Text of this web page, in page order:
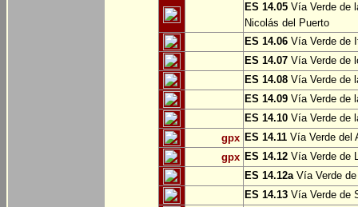
ES 14.05 Vía Verde de
Nicolás del Puerto
ES 14.06 Vía Verde de
ES 14.07 Vía Verde de
ES 14.08 Vía Verde de
ES 14.09 Vía Verde de
ES 14.10 Vía Verde de
gpx ES 14.11 Vía Verde del
gpx ES 14.12 Vía Verde de
ES 14.12aVía Verde de
ES 14.13 Vía Verde de